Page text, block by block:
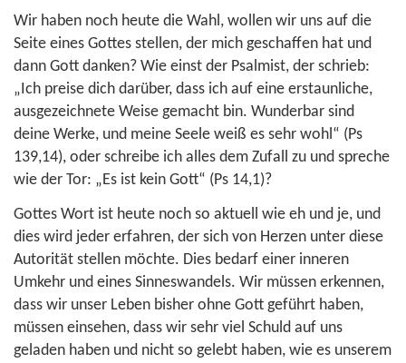
Wir haben noch heute die Wahl, wollen wir uns auf die
Seite eines Gottes stellen, der mich geschaffen hat und
dann Gott danken? Wie einst der Psalmist, der schrieb:
„Ich preise dich darüber, dass ich auf eine erstaunliche,
ausgezeichnete Weise gemacht bin. Wunderbar sind
deine Werke, und meine Seele weiß es sehr wohl“ (Ps
139,14), oder schreibe ich alles dem Zufall zu und spreche
wie der Tor: „Es ist kein Gott“ (Ps 14,1)?
Gottes Wort ist heute noch so aktuell wie eh und je, und
dies wird jeder erfahren, der sich von Herzen unter diese
Autorität stellen möchte. Dies bedarf einer inneren
Umkehr und eines Sinneswandels. Wir müssen erkennen,
dass wir unser Leben bisher ohne Gott geführt haben,
müssen einsehen, dass wir sehr viel Schuld auf uns
geladen haben und nicht so gelebt haben, wie es unserem